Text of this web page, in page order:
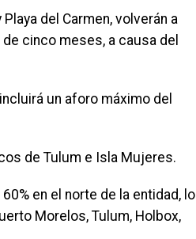
del Carmen, volverán a
cinco meses, a causa del
un aforo máximo del
de Tulum e Isla Mujeres.
en el norte de la entidad, lo
Morelos, Tulum, Holbox,